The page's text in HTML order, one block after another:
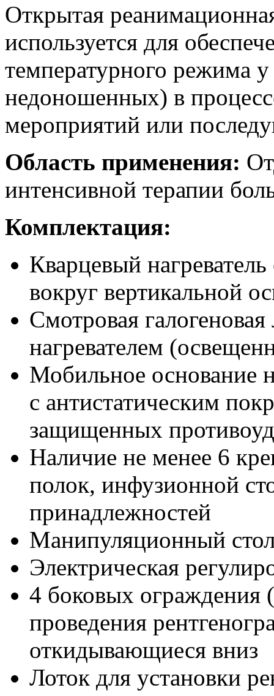
Открытая
используется для
температурного режима
недоношенных) в
мероприятий или
Область применения:
интенсивной терапии
Комплектация:
Кварцевый
вокруг вертикальной
Смотровая
нагревателем
Мобильное основание
с антистатическим
защищенных
Наличие не менее 6
полок, инфузионной
принадлежностей
Манипуляционный
Электрическая
4 боковых ограждения
проведения
откидывающиеся вниз
Лоток для установки